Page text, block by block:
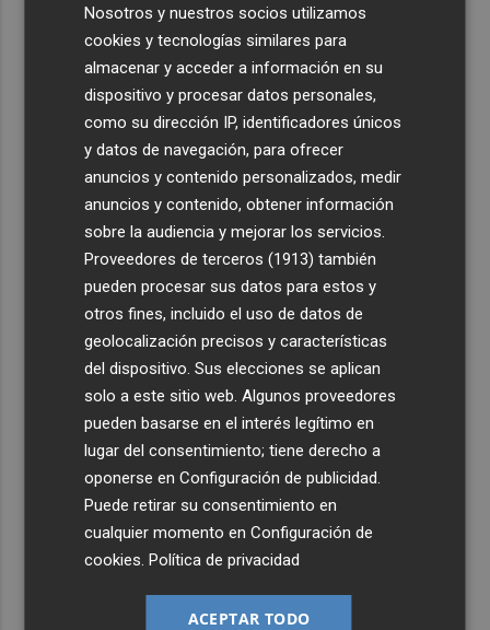
Nosotros y nuestros socios utilizamos
cookies y tecnologías similares para
almacenar y acceder a información en su
dispositivo y procesar datos personales,
como su dirección IP, identificadores únicos
y datos de navegación, para ofrecer
anuncios y contenido personalizados, medir
anuncios y contenido, obtener información
sobre la audiencia y mejorar los servicios.
Proveedores de terceros (1913) también
pueden procesar sus datos para estos y
otros fines, incluido el uso de datos de
geolocalización precisos y características
del dispositivo. Sus elecciones se aplican
solo a este sitio web. Algunos proveedores
pueden basarse en el interés legítimo en
lugar del consentimiento; tiene derecho a
oponerse enConfiguración de publicidad
Puede retirar su consentimiento en
cualquier momento enConfiguración de
cookies .Política de privacidad
ACEPTAR TODO